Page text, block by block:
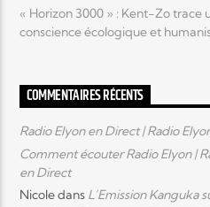
« Horizon 3000 » : Kent-Zo trace
conscience écologique et
COMMENTAIRES RÉCENTS
Radio Elyon en Direct | Radio
Comment écouter Radio Elyon |
en Direct
Nicoledans L’Emission Kanguka